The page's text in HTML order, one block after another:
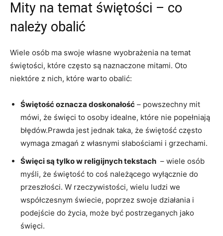
Mity na temat⁣ świętości –‍ co⁢
należy obalić
Wiele osób ma swoje ⁣własne wyobrażenia ⁤na temat
świętości, ⁤które‍ często są naznaczone mitami. Oto
niektóre ⁢z nich,⁤ które warto ​obalić:
Świętość oznacza doskonałość – powszechny mit
mówi, że ‌święci to osoby idealne, które nie popełniają
błędów.Prawda jest jednak⁢ taka, że świętość często
wymaga ⁢zmagań ‌z własnymi słabościami i grzechami.
Święci ⁢są‌ tylko w religijnych⁢ tekstach ⁤ – wiele⁤ osób
myśli, że świętość to coś ‍należącego​ wyłącznie do
przeszłości. ⁣W rzeczywistości, wielu ludzi we
współczesnym świecie, poprzez swoje działania i
podejście do​ życia, ‍może być postrzeganych jako
święci.